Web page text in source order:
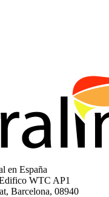
en España
WTC AP1
Barcelona, 08940